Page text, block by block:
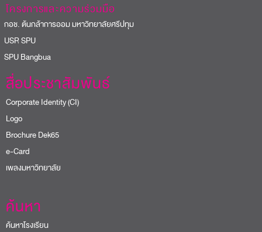
โครงการและความร่วมมือ
ช. ต้นกล้าการออม มหาวิทยาลัยศรีปทุม
SPU
Bangbua
สื่อประชาสัมพันธ์
Corporate Identity (CI)
Logo
Brochure Dek65
e-Card
เพลงมหาวิทยาลัย
ค้นหา
ค้นหาโรงเรียน